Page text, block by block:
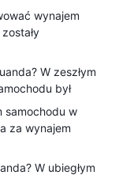
wynajem
W zeszłym
był
samochodu w
za wynajem
W ubiegłym